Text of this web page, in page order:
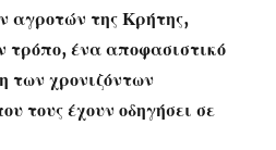
αγροτών της Κρήτης,
τρόπο, ένα αποφασιστικό
των χρονιζόντων
τους έχουν οδηγήσει σε